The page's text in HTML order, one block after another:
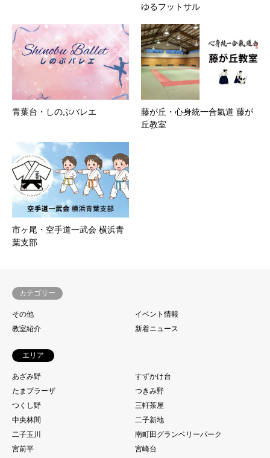
ゆるフットサル
青葉台・しのぶバレエ
藤が丘・心身統一合氣道 藤が
丘教室
市ヶ尾・空手道一武会 横浜青
葉支部
カテゴリー
その他
イベント情報
教室紹介
新着ニュース
エリア
あざみ野
すずかけ台
たまプラーザ
つきみ野
つくし野
三軒茶屋
中央林間
二子新地
二子玉川
南町田グランベリーパーク
宮前平
宮崎台